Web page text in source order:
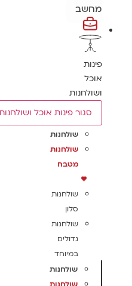
מחשב
פינות
אוכל
ושולחנות
סגור פינות אוכל ושולחנות
שולחנות
שולחנות
מטבח
שולחנות
סלון
שולחנות
גדולים
במיוחד
שולחנות